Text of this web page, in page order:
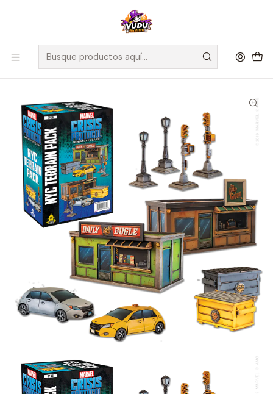
🚀 ¡Despachamos a todo Chile! Envío GRATIS a Regiones sobre
$100.000 y a RM sobre $35.000
Inicio Juegos de Mesa Competitivos
Marvel Crisis Protocol: NYC Terrain Expansion